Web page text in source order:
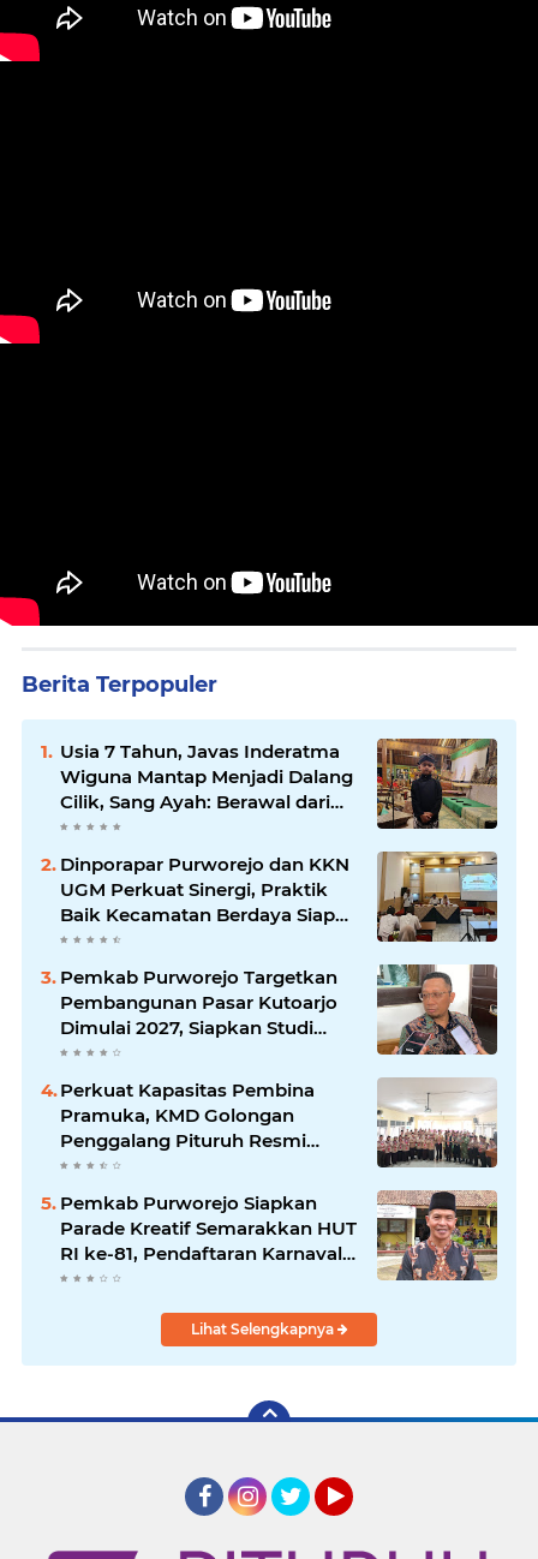
Berita Terpopuler
Usia 7 Tahun, Javas Inderatma
Wiguna Mantap Menjadi Dalang
Cilik, Sang Ayah: Berawal dari
Menonton Wayang di YouTube
Dinporapar Purworejo dan KKN
UGM Perkuat Sinergi, Praktik
Baik Kecamatan Berdaya Siap
Direplikasi
Pemkab Purworejo Targetkan
Pembangunan Pasar Kutoarjo
Dimulai 2027, Siapkan Studi
Kelayakan hingga DED
Perkuat Kapasitas Pembina
Pramuka, KMD Golongan
Penggalang Pituruh Resmi
Dimulai
Pemkab Purworejo Siapkan
Parade Kreatif Semarakkan HUT
RI ke-81, Pendaftaran Karnaval
Resmi Dibuka
Lihat Selengkapnya